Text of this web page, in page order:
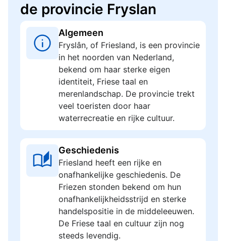
de provincie Fryslan
Algemeen
Fryslân, of Friesland, is een provincie
in het noorden van Nederland,
bekend om haar sterke eigen
identiteit, Friese taal en
merenlandschap. De provincie trekt
veel toeristen door haar
waterrecreatie en rijke cultuur.
Geschiedenis
Friesland heeft een rijke en
onafhankelijke geschiedenis. De
Friezen stonden bekend om hun
onafhankelijkheidsstrijd en sterke
handelspositie in de middeleeuwen.
De Friese taal en cultuur zijn nog
steeds levendig.